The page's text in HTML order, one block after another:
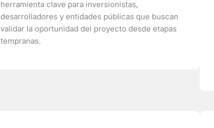
herramienta clave para inversionistas,
desarrolladores y entidades públicas que buscan
validar la oportunidad del proyecto desde etapas
tempranas.